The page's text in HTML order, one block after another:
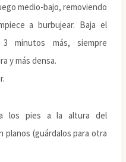
medio-bajo, removiendo
a burbujear. Baja el
minutos más, siempre
y más densa.
los pies a la altura del
planos (guárdalos para otra